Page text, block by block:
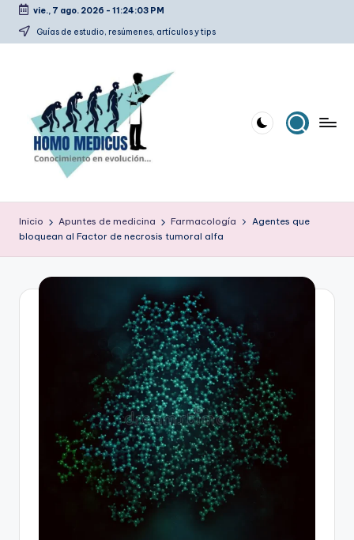
Saltar
vie., 7 ago. 2026 - 11:24:04 PM
Guías de estudio, resúmenes, artículos y tips
o
m
estudio,
Inicio Apuntes de medicina Farmacología
Agentes que
bloquean al Factor de necrosis tumoral alfa